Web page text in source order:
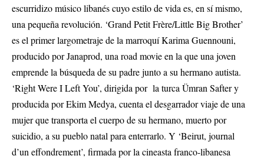
escurridizo músico libanés cuyo estilo de vida es, en sí mismo,
una pequeña revolución. ‘Grand Petit Frère/Little Big Brother’
es el primer largometraje de la marroquí Karima Guennouni,
producido por Janaprod, una road movie en la que una joven
emprende la búsqueda de su padre junto a su hermano autista.
‘Right Were I Left You’, dirigida por la turca Ümran Safter y
producida por Ekim Medya, cuenta el desgarrador viaje de una
mujer que transporta el cuerpo de su hermano, muerto por
suicidio, a su pueblo natal para enterrarlo. Y ‘Beirut, journal
d’un effondrement’, firmada por la cineasta franco-libanesa